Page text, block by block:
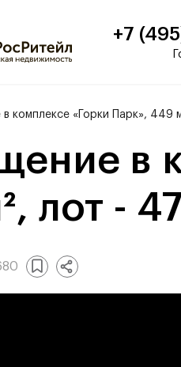
+7
в комплексе «Горки Парк», 449
лот -